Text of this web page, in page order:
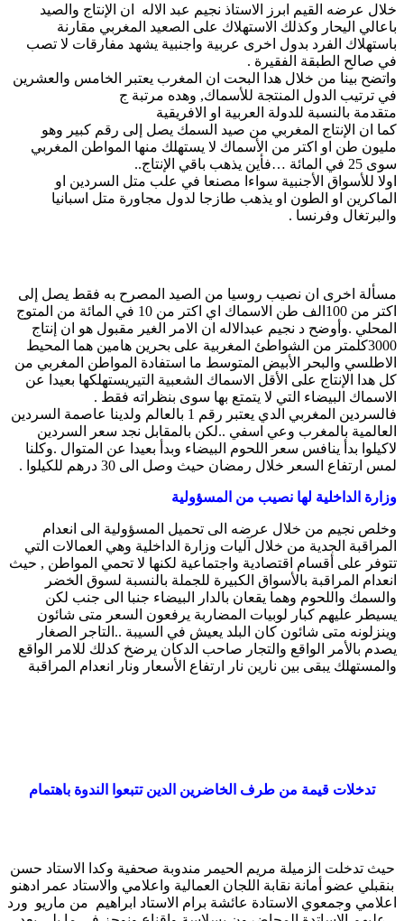
خلال عرضه القيم ابرز الاستاذ نجيم عبد الاله ان الإنتاج والصيد
باعالي اليحار وكذلك الاستهلاك على الصعيد المغربي مقارنة
باستهلاك الفرد بدول اخرى عربية واجنبية يشهد مفارقات لا تصب
في صالح الطبقة الفقيرة .
واتضح بينا من خلال هدا البحت ان المغرب يعتبر الخامس والعشرين
في ترتيب الدول المنتجة للأسماك, وهده مرتبة ج
متقدمة بالنسبة للدولة العربية او الافريقية
كما ان الإنتاج المغربي من صيد السمك يصل إلى رقم كبير وهو
مليون طن او اكتر من الأسماك لا يستهلك منها المواطن المغربي
سوى 25 في المائة …فأين يذهب باقي الإنتاج..
اولا للأسواق الأجنبية سواءا مصنعا في علب متل السردين او
الماكرين او الطون او يذهب طازجا لدول مجاورة متل اسبانيا
والبرتغال وفرنسا .
مسألة اخرى ان نصيب روسيا من الصيد المصرح به فقط يصل إلى
اكتر من 100الف طن الاسماك اي اكتر من 10 في المائة من المتوج
المحلي .وأوضح د نجيم عبدالاله ان الامر الغير مقبول هو ان إنتاج
3000كلمتر من الشواطئ المغربية على بحرين هامين هما المحيط
الاطلسي والبحر الأبيض المتوسط ما استفادة المواطن المغربي من
كل هدا الإنتاج على الأقل الاسماك الشعبية التيريستهلكها بعيدا عن
الاسماك البيضاء التي لا يتمتع بها سوى بنظراته فقط .
فالسردين المغربي الدي يعتبر رقم 1 بالعالم ولدينا عاصمة السردين
العالمية بالمغرب وعي اسفي ..لكن بالمقابل نجد سعر السردين
لاكيلوا بدأ ينافس سعر اللحوم البيضاء وبدأ بعيدا عن المتوال .وكلنا
لمس ارتفاع السعر خلال رمضان حيث وصل الى 30 درهم للكيلوا .
وزارة الداخلية لها نصيب من المسؤولية
وخلص نجيم من خلال عرضه الى تحميل المسؤولية الى انعدام
المراقبة الجدية من خلال آليات وزارة الداخلية وهي العمالات التي
تتوفر على أقسام اقتصادية واجتماعية لكنها لا تحمي المواطن , حيث
انعدام المراقبة بالأسواق الكبيرة للجملة بالنسبة لسوق الخضر
والسمك واللحوم وهما يقعان بالدار البيضاء جنبا الى جنب لكن
يسيطر عليهم كبار لوبيات المضاربة يرفعون السعر متى شائون
وينزلونه متى شائون كان البلد يعيش في السيبة ..التاجر الصغار
يصدم بالأمر الواقع والتجار صاحب الدكان يرضخ كدلك للامر الواقع
والمستهلك يبقى بين نارين نار ارتفاع الأسعار ونار انعدام المراقبة
تدخلات قيمة من طرف الخاضرين الدين تتبعوا الندوة باهتمام
حيث تدخلت الزميلة مريم الحيمر مندوبة صحفية وكدا الاستاد حسن
بنقبلي عضو أمانة نقابة اللجان العمالية واعلامي والاستاد عمر ادهنو
اعلامي وجمعوي الاستادة عائشة برام الاستاد ابراهيم من ماريو ورد